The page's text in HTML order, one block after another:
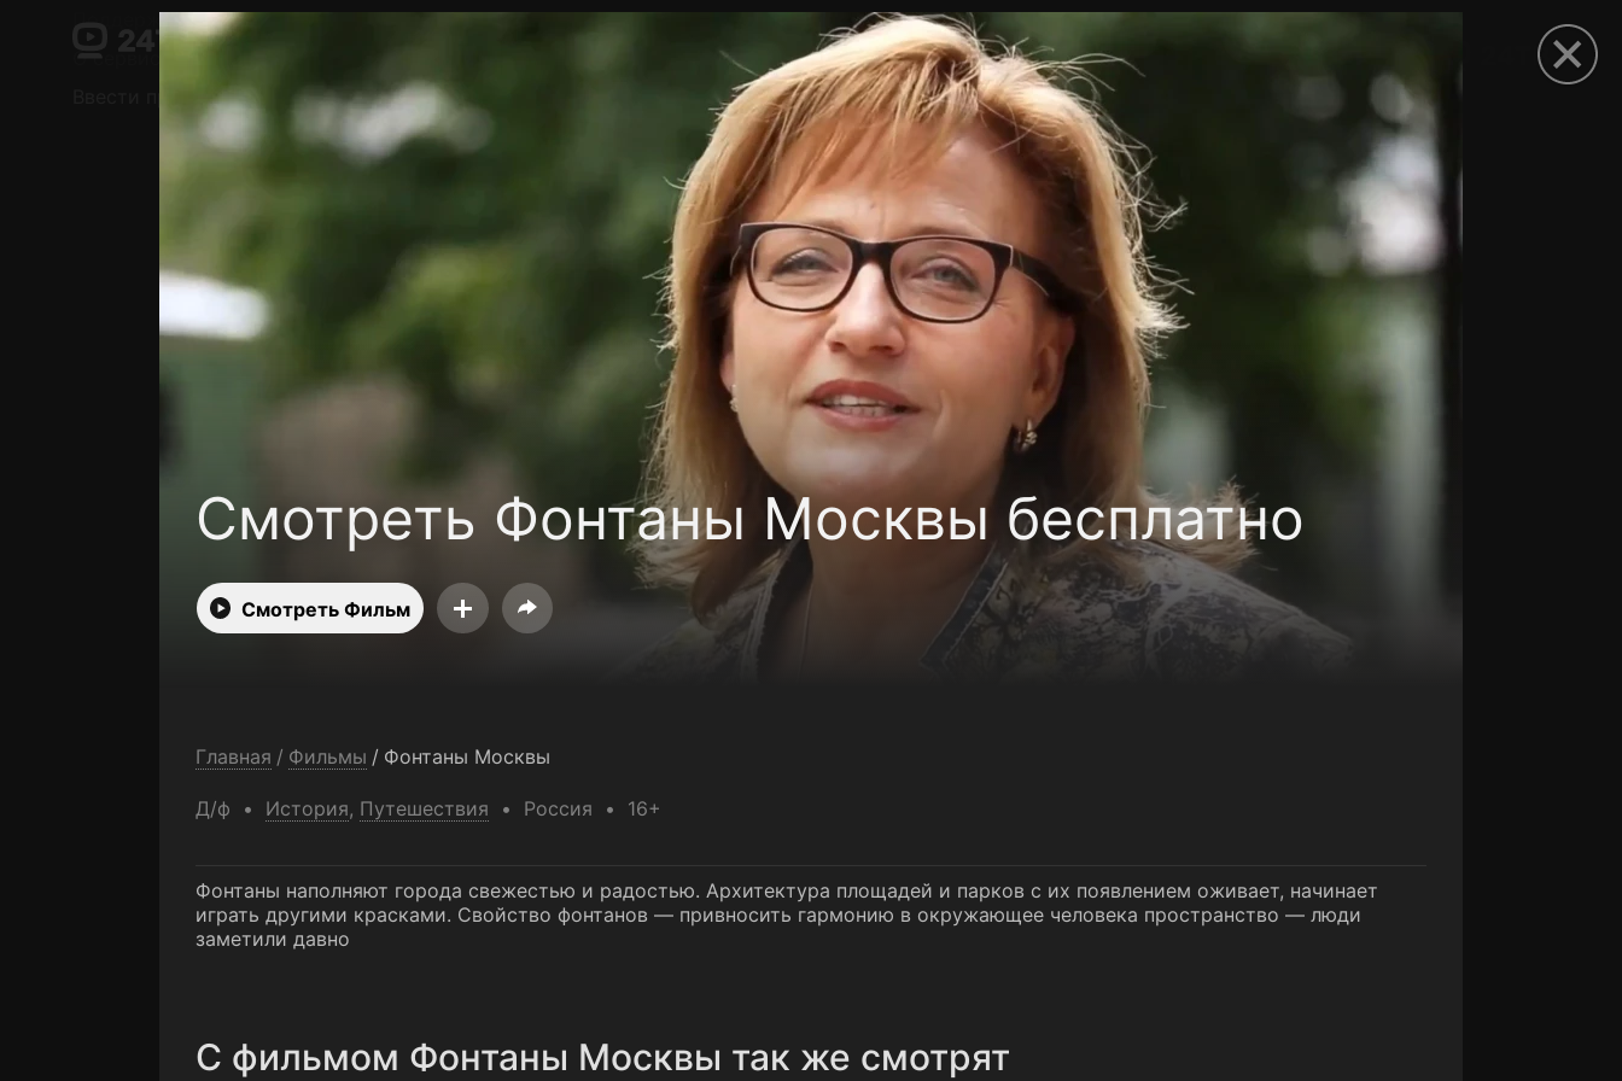
Смотреть Фонтаны Москвы бесплатно
Смотреть Фильм
Главная / Фильмы / Фонтаны Москвы
Д/ф История, Путешествия Россия 16+
Фонтаны наполняют города свежестью и радостью. Архитектура площадей и парков с их появлением оживает, начинает
играть другими красками. Свойство фонтанов — привносить гармонию в окружающее человека пространство — люди
заметили давно
C фильмом Фонтаны Москвы так же смотрят
Поддержка:support@24h.tv
Политика конфиденциальности Для партнёров
Открыть приложение
Ввести промокод
Установить на ТВ Контакты